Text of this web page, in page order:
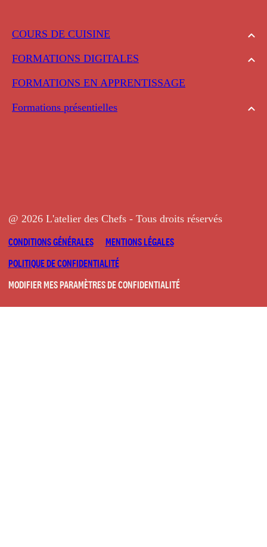
COURS DE CUISINE
FORMATIONS DIGITALES
FORMATIONS EN APPRENTISSAGE
Formations présentielles
@ 2026 L'atelier des Chefs - Tous droits réservés
CONDITIONS GÉNÉRALES
MENTIONS LÉGALES
POLITIQUE DE CONFIDENTIALITÉ
MODIFIER MES PARAMÈTRES DE CONFIDENTIALITÉ